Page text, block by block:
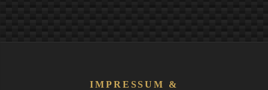
IMPRESSUM &